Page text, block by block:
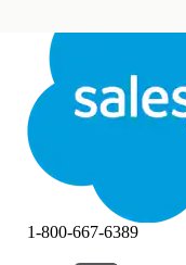
Chiudi Chiudi
1-800-667-6389